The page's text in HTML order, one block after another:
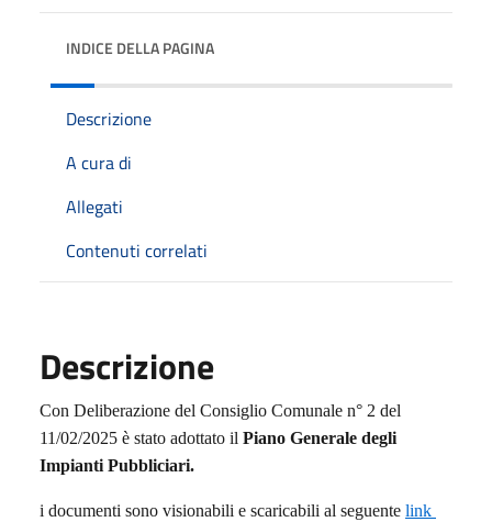
INDICE DELLA PAGINA
Descrizione
A cura di
Allegati
Contenuti correlati
Descrizione
Con Deliberazione del Consiglio Comunale n° 2 del
11/02/2025 è stato adottato il Piano Generale degli
Impianti Pubbliciari.
i documenti sono visionabili e scaricabili al seguente link